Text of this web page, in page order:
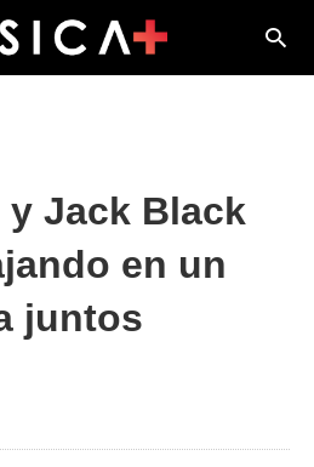
Jack Black
en un
juntos